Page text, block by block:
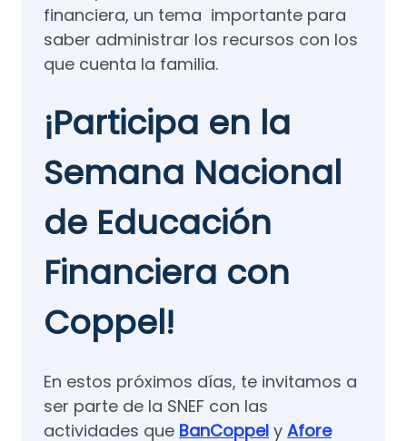
financiera, un tema importante para
saber administrar los recursos con los
que cuenta la familia.
¡Participa en la
Semana Nacional
de Educación
Financiera con
Coppel!
En estos próximos días, te invitamos a
ser parte de la SNEF con las
actividades que BanCoppel y Afore